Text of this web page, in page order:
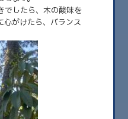
でしたら、木の酸味を
心がけたら、バランス